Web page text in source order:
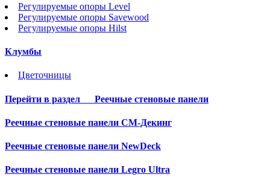
Регулируемые опоры Level
Регулируемые опоры Savewood
Регулируемые опоры Hilst
Клумбы
Цветочницы
Перейти в раздел Реечные стеновые панели
Реечные стеновые панели СМ-Декинг
Реечные стеновые панели NewDeck
Реечные стеновые панели Legro Ultra